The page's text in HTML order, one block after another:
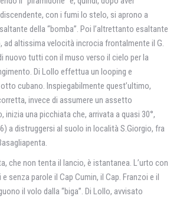
con i fumi lo stelo, si aprono a
della “bomba”. Poi l’altrettanto esaltante
ad altissima velocità incrocia frontalmente il G.
nuovo tutti con il muso verso il cielo per la
Di Lollo effettua un looping e
cubano. Inspiegabilmente quest’ultimo,
invece di assumere un assetto
inizia una picchiata che, arrivata a quasi 30°,
a distruggersi al suolo in località S.Giorgio, fra
che non tenta il lancio, è istantanea. L’urto con
senza parole il Cap Cumin, il Cap. Franzoi e il
il volo dalla “biga”. Di Lollo, avvisato